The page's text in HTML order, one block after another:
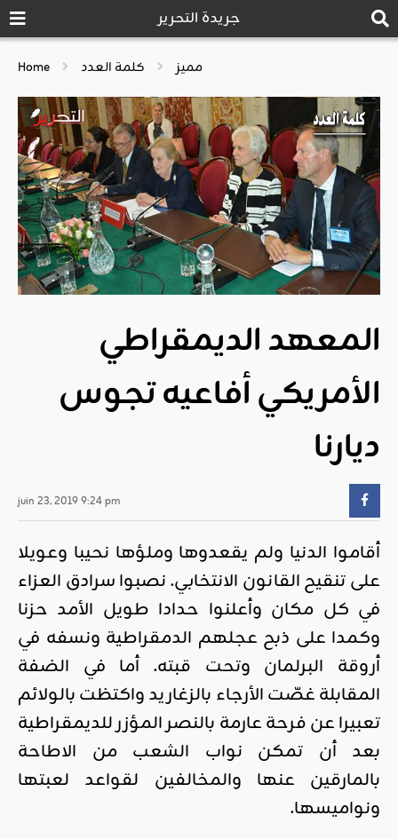
جريدة التحرير
Home مميز كلمة العدد
المعهد الديمقراطي
الأمريكي أفاعيه تجوس
ديارنا
juin 23, 2019 9:24 pm
أقاموا الدنيا ولم يقعدوها وملؤها نحيبا وعويلا
على تنقيح القانون الانتخابي. نصبوا سرادق العزاء
في كل مكان وأعلنوا حدادا طويل الأمد حزنا
وكمدا على ذبح عجلهم الدمقراطية ونسفه في
أروقة البرلمان وتحت قبته. أما في الضفة
المقابلة غصّت الأرجاء بالزغاريد واكتظت بالولائم
تعبيرا عن فرحة عارمة بالنصر المؤزر للديمقراطية
بعد أن تمكن نواب الشعب من الاطاحة
بالمارقين عنها والمخالفين لقواعد لعبتها
ونواميسها.